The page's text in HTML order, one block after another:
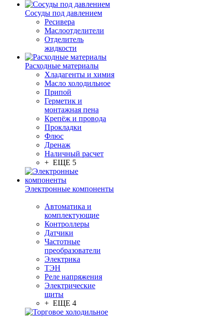
Сосуды под давлением
Ресивера
Маслоотделители
Отделитель
жидкости
Расходные материалы
Хладагенты и химия
Масло холодильное
Припой
Герметик и
монтажная пена
Крепёж и провода
Прокладки
Флюс
Дренаж
Наличный расчет
+ ЕЩЕ 5
Электронные компоненты
Автоматика и
комплектующие
Контроллеры
Датчики
Частотные
преобразователи
Электрика
ТЭН
Реле напряжения
Электрические
щиты
+ ЕЩЕ 4